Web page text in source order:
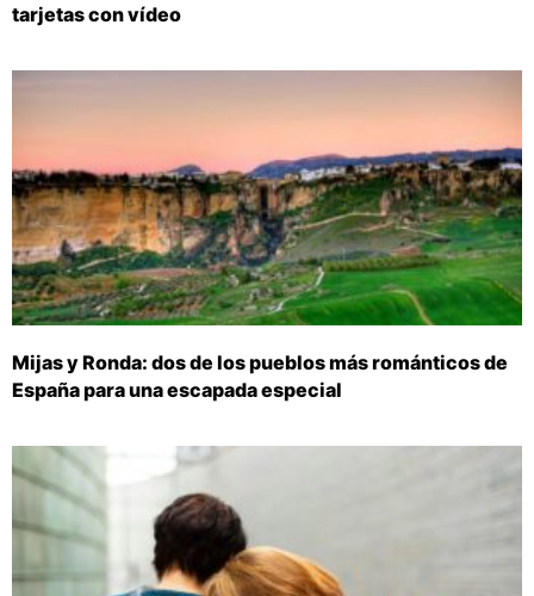
tarjetas con vídeo
Mijas y Ronda: dos de los pueblos más románticos de
España para una escapada especial